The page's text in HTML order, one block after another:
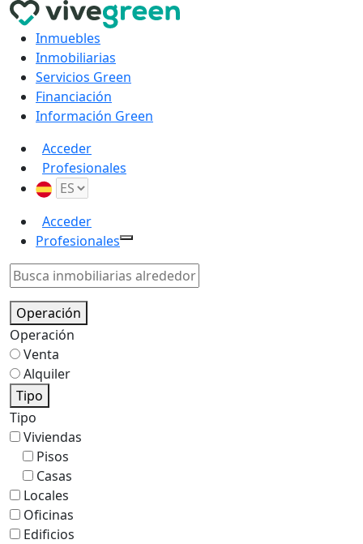
Inmuebles
Inmobiliarias
Servicios Green
Financiación
Información Green
Acceder
Profesionales
Acceder
Profesionales
Operación
Operación
Venta
Alquiler
Tipo
Tipo
Viviendas
Pisos
Casas
Locales
Oficinas
Edificios